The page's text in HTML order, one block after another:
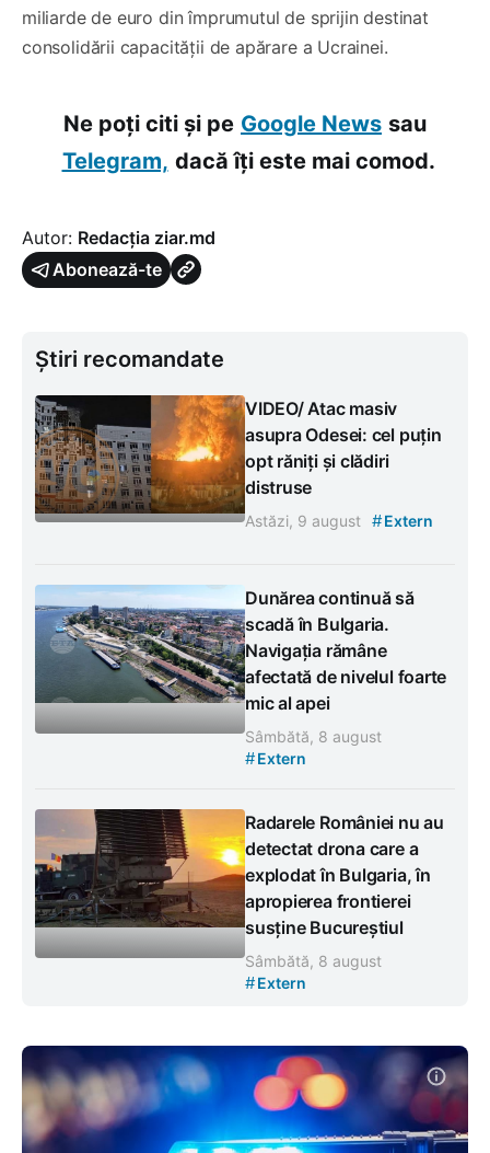
miliarde de euro din împrumutul de sprijin destinat
consolidării capacității de apărare a Ucrainei.
Ne poți citi și pe Google News sau
Telegram, dacă îți este mai comod.
Autor: Redacția ziar.md
Abonează-te
Știri recomandate
VIDEO/ Atac masiv
asupra Odesei: cel puțin
opt răniți și clădiri
distruse
Astăzi, 9 august #Extern
Dunărea continuă să
scadă în Bulgaria.
Navigația rămâne
afectată de nivelul foarte
mic al apei
Sâmbătă, 8 august
#Extern
Radarele României nu au
detectat drona care a
explodat în Bulgaria, în
apropierea frontierei
susține Bucureștiul
Sâmbătă, 8 august
#Extern